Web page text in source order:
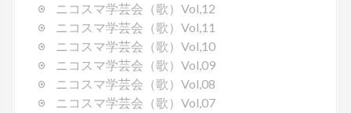
ニコスマ学芸会（歌）Vol,12
ニコスマ学芸会（歌）Vol,11
ニコスマ学芸会（歌）Vol,10
ニコスマ学芸会（歌）Vol,09
ニコスマ学芸会（歌）Vol,08
ニコスマ学芸会（歌）Vol,07